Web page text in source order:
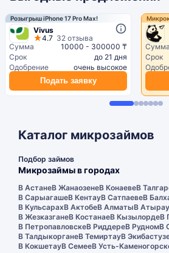
Розыгрыш iPhone 17 Pro Max!
Vivus
4.7 32 отзыва
Сумма
10000 - 300000 ₸
Срок
до 21 дня
Одобрение
очень высокое
Подать заявку
Сумма
Срок
Каталог микрозаймов
Подбор займов
Микрозаймы в городах
В АстанеВ ЖанаозенеВ КонаевеВ
В СарыагашеВ КентауВ СатпаевеВ
В КульсарахВ АктобеВ АлматыВ Атырау
В ЖезказганеВ КостанаеВ КызылордеВ
В ПетропавловскеВ РиддереВ РудномВ
В ТалдыкорганеВ ТемиртауВ
В КокшетауВ СемееВ Усть-